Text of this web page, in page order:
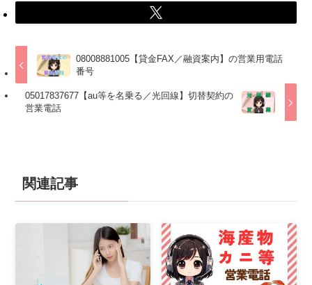
08008881005【貸金FAX／融資案内】の営業用電話
番号
05017837677【au等を名乗る／光回線】切替契約の
営業電話
関連記事